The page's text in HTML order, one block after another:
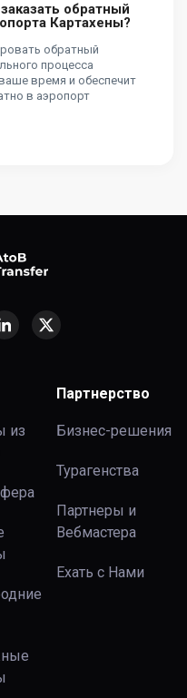
обратный
Картахены?
обратный
процесса
время и обеспечит
в аэропорт
из
Партнерство
Бизнес-решения
Турагенства
Партнеры и
Вебмастера
Ехать с Нами